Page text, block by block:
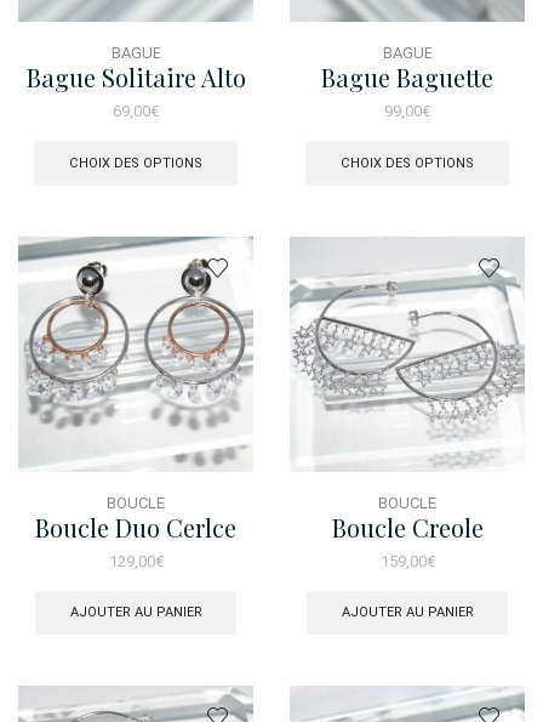
BAGUE
Bague Solitaire Alto
Dore
69,00€
CHOIX DES OPTIONS
peuvent
être
choisies
sur
la
page
produit
BAGUE
Bague Baguette
Asher Rose
99,00€
CHOIX DES OPTIONS
être
sur
la
BOUCLE
Boucle Duo Cerlce
Bicol Charms
Brillant
129,00€
AJOUTER AU PANIER
BOUCLE
Boucle Creole
Charms Etoile
159,00€
AJOUTER AU PANIER